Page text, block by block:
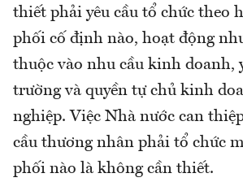
thiết phải yêu cầu tổ chức theo
phối cố định nào, hoạt động
thuộc vào nhu cầu kinh doanh,
trường và quyền tự chủ kinh
nghiệp. Việc Nhà nước can
cầu thương nhân phải tổ chức
phối nào là không cần thiết.